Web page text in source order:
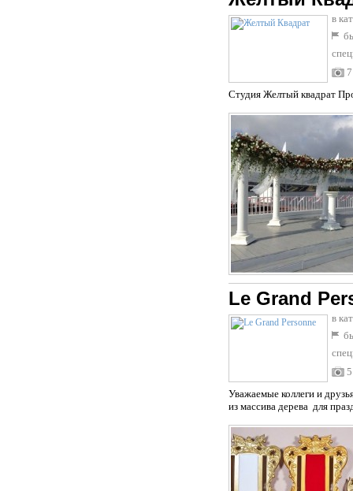
в
7
Студия Желтый квадрат
Le Grand
в
5
Уважаемые коллеги и
из массива дерева для